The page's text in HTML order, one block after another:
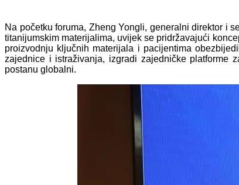
Na početku foruma, Zheng Yongli, generalni direktor i
titanijumskim materijalima, uvijek se pridržavajući
proizvodnju ključnih materijala i pacijentima
zajednice i istraživanja, izgradi zajedničke platforme
postanu globalni.